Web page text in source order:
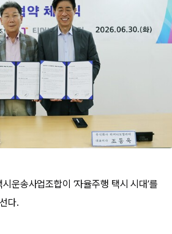
운송사업조합이 ‘자율주행 택시 시대’를
다.